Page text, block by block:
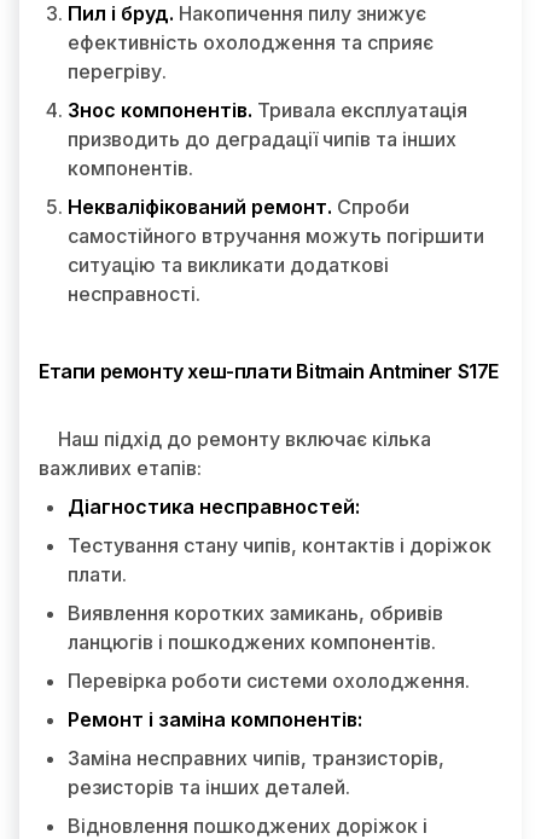
Пил і бруд. Накопичення пилу знижує
ефективність охолодження та сприяє
перегріву.
Знос компонентів. Тривала експлуатація
призводить до деградації чипів та інших
компонентів.
Некваліфікований ремонт. Спроби
самостійного втручання можуть погіршити
ситуацію та викликати додаткові
несправності.
Етапи ремонту хеш-плати Bitmain Antminer S17E
Наш підхід до ремонту включає кілька
важливих етапів:
Діагностика несправностей:
Тестування стану чипів, контактів і доріжок
плати.
Виявлення коротких замикань, обривів
ланцюгів і пошкоджених компонентів.
Перевірка роботи системи охолодження.
Ремонт і заміна компонентів:
Заміна несправних чипів, транзисторів,
резисторів та інших деталей.
Відновлення пошкоджених доріжок і